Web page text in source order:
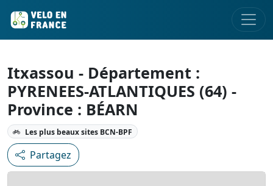
Itxassou - Département :
PYRENEES-ATLANTIQUES (64) -
Province : BÉARN
Les plus beaux sites BCN-BPF
Partagez